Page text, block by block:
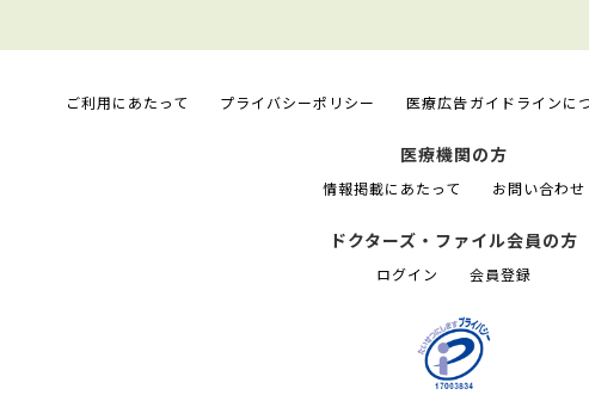
ご利用にあたって プライバシーポリシー 医療広告ガイドラインに
医療機関の方
情報掲載にあたって お問い合わせ
ドクターズ・ファイル会員の方
ログイン 会員登録